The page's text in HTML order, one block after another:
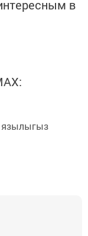
в
язылыгыз